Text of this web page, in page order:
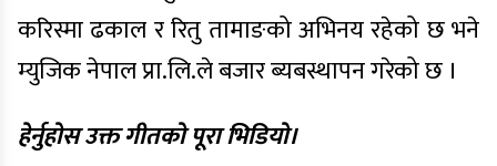
करिस्मा ढकाल र रितु तामाङको अभिनय रहेको छ भने
म्युजिक नेपालप्रा.लि.लेबजार ब्यबस्थापन गरेको छ ।
हेर्नुहोस उक्त गीतको पूरा भिडियो।